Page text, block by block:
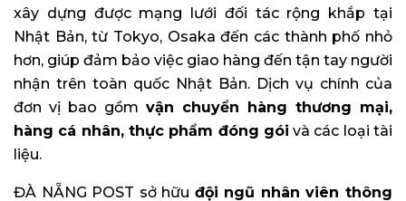
xây dựng được mạng lưới đối tác rộng khắp tại
Nhật Bản, từ Tokyo, Osaka đến các thành phố nhỏ
hơn, giúp đảm bảo việc giao hàng đến tận tay người
nhận trên toàn quốc Nhật Bản. Dịch vụ chính của
đơn vị bao gồm vận chuyển hàng thương mại,
hàng cá nhân, thực phẩm đóng gói và các loại tài
liệu.
ĐÀ NẴNG POST sở hữu đội ngũ nhân viên thông